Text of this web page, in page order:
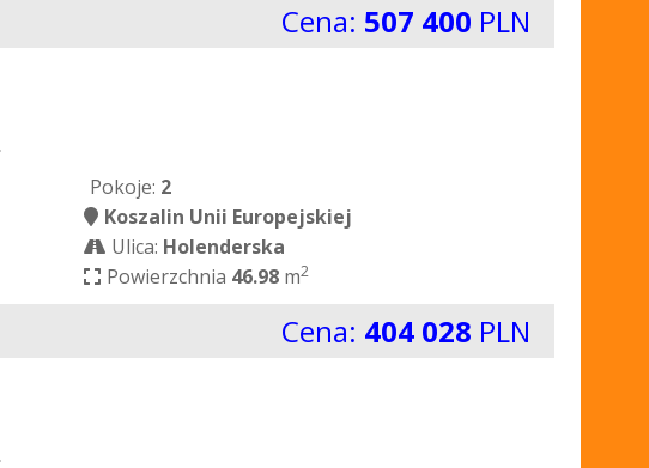
Cena: 507 400 PLN
Pokoje: 2
Koszalin Unii Europejskiej
Ulica: Holenderska
Powierzchnia 46.98m2
Cena: 404 028 PLN